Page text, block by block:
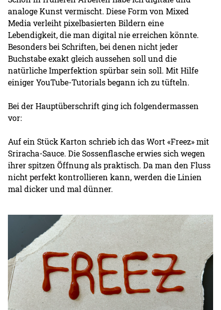
analoge Kunst vermischt. Diese Form von Mixed
Media verleiht pixelbasierten Bildern eine
Lebendigkeit, die man digital nie erreichen könnte.
Besonders bei Schriften, bei denen nicht jeder
Buchstabe exakt gleich aussehen soll und die
natürliche Imperfektion spürbar sein soll. Mit Hilfe
einiger YouTube-Tutorials begann ich zu tüfteln.
Bei der Hauptüberschrift ging ich folgendermassen
vor:
Auf ein Stück Karton schrieb ich das Wort «Freez» mit
Sriracha-Sauce. Die Sossenflasche erwies sich wegen
ihrer spitzen Öffnung als praktisch. Da man den Fluss
nicht perfekt kontrollieren kann, werden die Linien
mal dicker und mal dünner.